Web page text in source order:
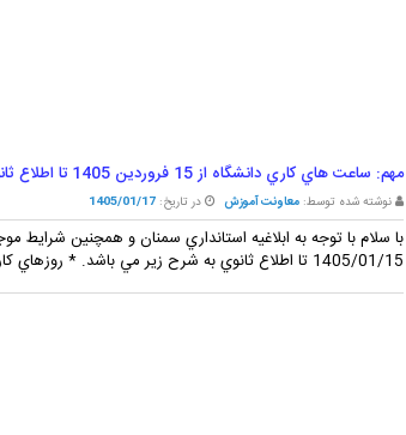
مهم: ساعت هاي کاري دانشگاه از 15 فروردين 1405 تا اطلاع ثانوي
نوشته شده توسط: معاونت آموزش در تاریخ: 1405/01/17
با سلام با توجه به ابلاغيه استانداري سمنان و همچنين شرايط
1405/01/15 تا اطلاع ثانوي به شرح زير مي باشد. * روزهاي کاري يکشنبه تا پنج شنبه مي ...